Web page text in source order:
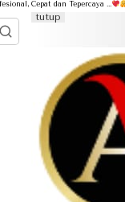
Tepercaya ...
tutup